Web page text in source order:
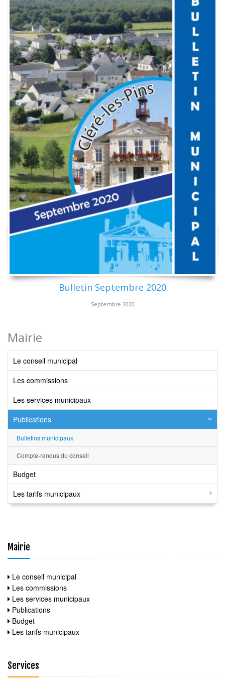
Bulletin Septembre 2020
Septembre 2020
Mairie
Le conseil municipal
Les commissions
Les services municipaux
Publications
Bulletins municipaux
Compte-rendus du conseil
Budget
Les tarifs municipaux
Mairie
Le conseil municipal
Les commissions
Les services municipaux
Publications
Budget
Les tarifs municipaux
Services